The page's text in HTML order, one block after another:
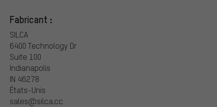
Fabricant :
SILCA
6400 Technology Dr
Suite 100
Indianapolis
IN 46278
États-Unis
sales@silca.cc